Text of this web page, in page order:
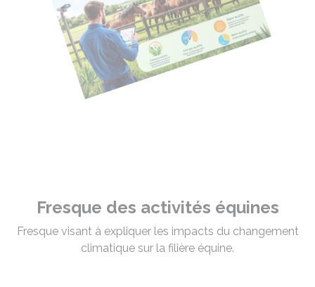
Fresque des activités équines
Fresque visant à expliquer les impacts du changement
climatique sur la filière équine.